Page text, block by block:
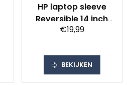
HP laptop sleeve
Reversible 14 inch
(Zwart/Blauw)
€19,99
BEKIJKEN